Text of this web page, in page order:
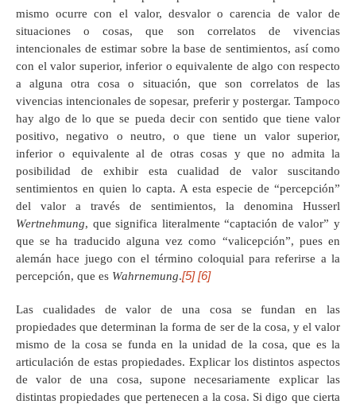
mismo ocurre con el valor, desvalor o carencia de valor de
situaciones o cosas, que son correlatos de vivencias
intencionales de estimar sobre la base de sentimientos, así como
con el valor superior, inferior o equivalente de algo con respecto
a alguna otra cosa o situación, que son correlatos de las
vivencias intencionales de sopesar, preferir y postergar. Tampoco
hay algo de lo que se pueda decir con sentido que tiene valor
positivo, negativo o neutro, o que tiene un valor superior,
inferior o equivalente al de otras cosas y que no admita la
posibilidad de exhibir esta cualidad de valor suscitando
sentimientos en quien lo capta. A esta especie de “percepción”
del valor a través de sentimientos, la denomina Husserl
Wertnehmung, que significa literalmente “captación de valor” y
que se ha traducido alguna vez como “valicepción”, pues en
alemán hace juego con el término coloquial para referirse a la
percepción, que es Wahrnemung.[5] [6]
Las cualidades de valor de una cosa se fundan en las
propiedades que determinan la forma de ser de la cosa, y el valor
mismo de la cosa se funda en la unidad de la cosa, que es la
articulación de estas propiedades. Explicar los distintos aspectos
de valor de una cosa, supone necesariamente explicar las
distintas propiedades que pertenecen a la cosa. Si digo que cierta